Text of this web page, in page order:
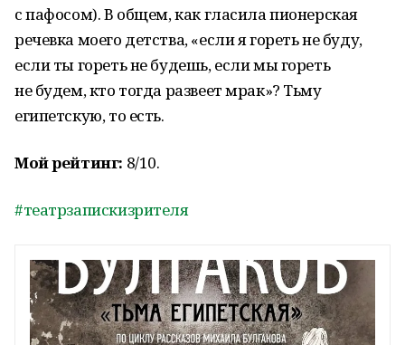
с пафосом). В общем, как гласила пионерская
речевка моего детства, «если я гореть не буду,
если ты гореть не будешь, если мы гореть
не будем, кто тогда развеет мрак»? Тьму
египетскую, то есть.
Мой рейтинг: 8/10.
#театрзапискизрителя